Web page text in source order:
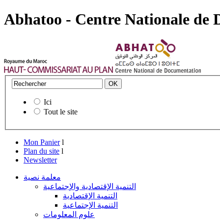
Abhatoo - Centre Nationale de
Ici
Tout le site
Mon Panier l
Plan du site l
Newsletter
معلمة نصية
التنمية الإقتصادية والإجتماعية
التنمية الإقتصادية
التنمية الإجتماعية
علوم المعلومات